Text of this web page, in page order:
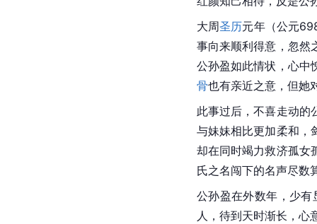
大周圣历元年（公元
事向来顺利得意，忽然
公孙盈如此情状，心中
骨也有亲近之意，但她
此事过后，不喜走动的
与妹妹相比更加柔和，
却在同时竭力救济孤女
氏之名闯下的名声尽数
公孙盈在外数年，少
人，待到天时渐长，心